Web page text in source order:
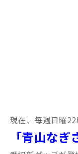
現在、毎週日曜
「青山なぎ